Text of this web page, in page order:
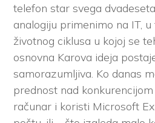
telefon star svega
analogiju primenimo na IT,
životnog ciklusa u kojoj se
osnovna Karova ideja
samorazumljiva. Ko danas
prednost nad
računar i koristi Microsoft